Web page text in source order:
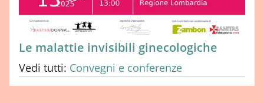
Le malattie invisibili ginecologiche
Vedi tutti: Convegni e conferenze